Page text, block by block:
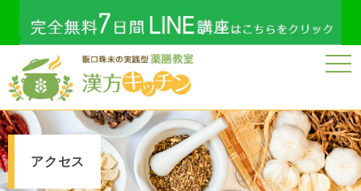
アクセス